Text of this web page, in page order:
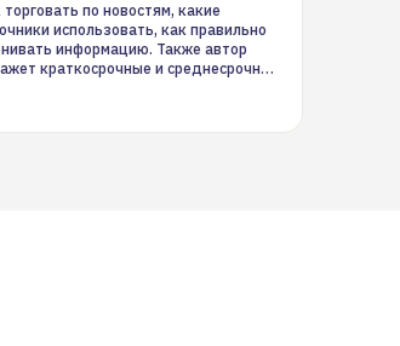
торговать по новостям, какие
использовать, как правильно
информацию. Также автор
краткосрочные и среднесрочные